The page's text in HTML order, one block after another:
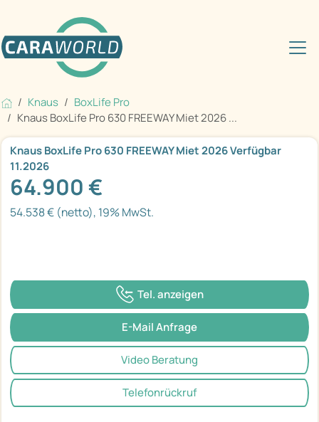
Knaus
BoxLife Pro
Knaus BoxLife Pro 630 FREEWAY Miet 2026 ...
Knaus BoxLife Pro 630 FREEWAY Miet 2026 Verfügbar
11.2026
64.900 €
54.538 € (netto), 19% MwSt.
Tel. anzeigen
E-Mail Anfrage
Video Beratung
Telefonrückruf